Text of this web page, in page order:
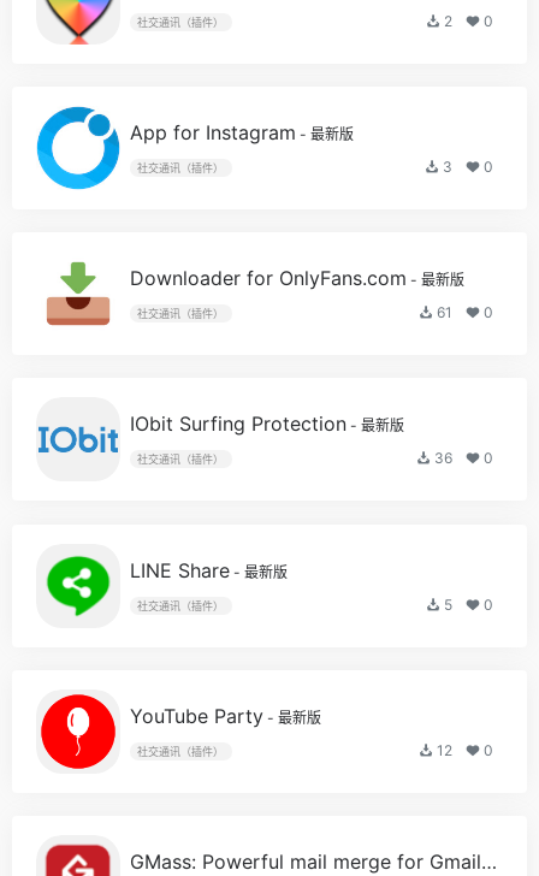
社交通讯（插件） 2 0
App for Instagram - 最新版
社交通讯（插件） 3 0
Downloader for OnlyFans.com - 最新版
社交通讯（插件） 61 0
IObit Surfing Protection - 最新版
社交通讯（插件） 36 0
LINE Share - 最新版
社交通讯（插件） 5 0
YouTube Party - 最新版
社交通讯（插件） 12 0
GMass: Powerful mail merge for Gmail
- 最新版